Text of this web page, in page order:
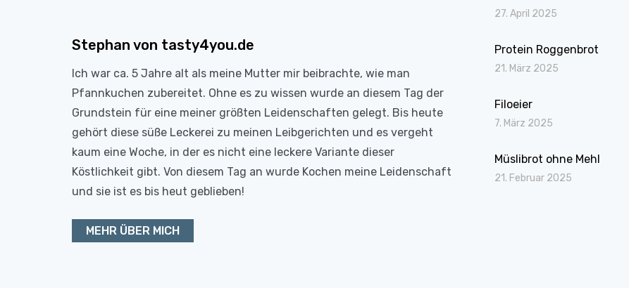
Stephan von tasty4you.de
Ich war ca. 5 Jahre alt als meine Mutter mir beibrachte, wie man
Pfannkuchen zubereitet. Ohne es zu wissen wurde an diesem Tag der
Grundstein für eine meiner größten Leidenschaften gelegt. Bis heute
gehört diese süße Leckerei zu meinen Leibgerichten und es vergeht
kaum eine Woche, in der es nicht eine leckere Variante dieser
Köstlichkeit gibt. Von diesem Tag an wurde Kochen meine Leidenschaft
und sie ist es bis heut geblieben!
MEHR ÜBER MICH
27. April 2025
Protein Roggenbrot
21. März 2025
Filoeier
7. März 2025
Müslibrot ohne Mehl
21. Februar 2025